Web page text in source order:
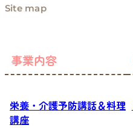
Site map
事業内容
栄養・介護予防講話＆料理
講座